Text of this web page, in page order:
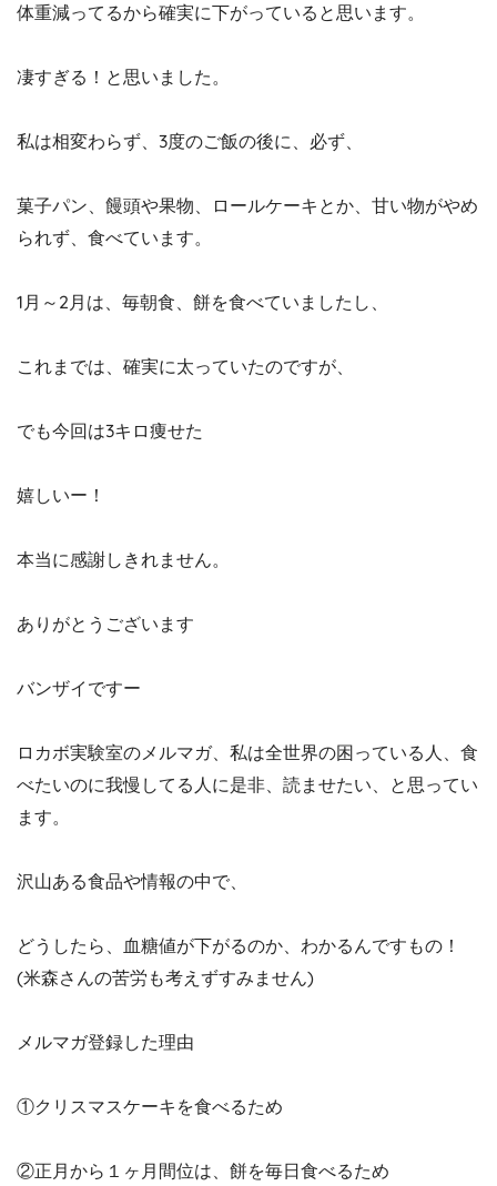
体重減ってるから確実に下がっていると思います。
凄すぎる！と思いました。
私は相変わらず、3度のご飯の後に、必ず、
菓子パン、饅頭や果物、ロールケーキとか、甘い物がやめ
られず、食べています。
1月～2月は、毎朝食、餅を食べていましたし、
これまでは、確実に太っていたのですが、
でも今回は3キロ痩せた
嬉しいー！
本当に感謝しきれません。
ありがとうございます
バンザイですー
ロカボ実験室のメルマガ、私は全世界の困っている人、食
べたいのに我慢してる人に是非、読ませたい、と思ってい
ます。
沢山ある食品や情報の中で、
どうしたら、血糖値が下がるのか、わかるんですもの！
(米森さんの苦労も考えずすみません)
メルマガ登録した理由
①クリスマスケーキを食べるため
②正月から１ヶ月間位は、餅を毎日食べるため